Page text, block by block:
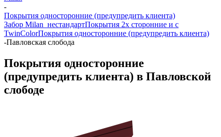
-
Покрытия односторонние (предупредить клиента)
Забор Milan_нестандартПокрытия 2х сторонние и с
TwinColorПокрытия односторонние (предупредить клиента)
-Павловская слобода
Покрытия односторонние
(предупредить клиента) в Павловской
слободе